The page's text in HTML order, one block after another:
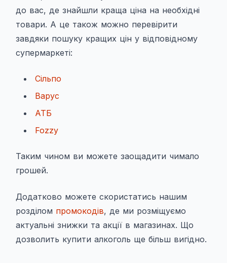
до вас, де знайшли краща ціна на необхідні
товари. А це також можно перевірити
завдяки пошуку кращих цін у відповідному
супермаркеті:
Сільпо
Варус
АТБ
Fozzy
Таким чином ви можете заощадити чимало
грошей.
Додатково можете скористатись нашим
розділом промокодів, де ми розміщуємо
актуальні знижки та акції в магазинах. Що
дозволить купити алкоголь ще більш вигідно.